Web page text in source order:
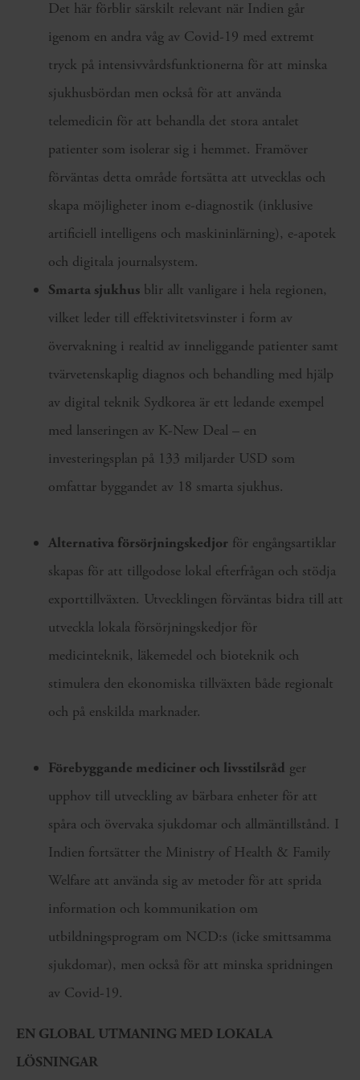
Det här förblir särskilt relevant när Indien går
igenom en andra våg av Covid-19 med extremt
tryck på intensivvårdsfunktionerna för att minska
sjukhusbördan men också för att använda
telemedicin för att behandla det stora antalet
patienter som isolerar sig i hemmet. Framöver
förväntas detta område fortsätta att utvecklas och
skapa möjligheter inom e-diagnostik (inklusive
artificiell intelligens och maskininlärning), e-apotek
och digitala journalsystem.
Smarta sjukhus blir allt vanligare i hela regionen,
vilket leder till effektivitetsvinster i form av
övervakning i realtid av inneliggande patienter samt
tvärvetenskaplig diagnos och behandling med hjälp
av digital teknik Sydkorea är ett ledande exempel
med lanseringen av K-New Deal – en
investeringsplan på 133 miljarder USD som
omfattar byggandet av 18 smarta sjukhus.
Alternativa försörjningskedjor för engångsartiklar
skapas för att tillgodose lokal efterfrågan och stödja
exporttillväxten. Utvecklingen förväntas bidra till att
utveckla lokala försörjningskedjor för
medicinteknik, läkemedel och bioteknik och
stimulera den ekonomiska tillväxten både regionalt
och på enskilda marknader.
Förebyggande mediciner och livsstilsråd ger
upphov till utveckling av bärbara enheter för att
spåra och övervaka sjukdomar och allmäntillstånd. I
Indien fortsätter the Ministry of Health & Family
Welfare att använda sig av metoder för att sprida
information och kommunikation om
utbildningsprogram om NCD:s (icke smittsamma
sjukdomar), men också för att minska spridningen
av Covid-19.
EN GLOBAL UTMANING MED LOKALA
LÖSNINGAR